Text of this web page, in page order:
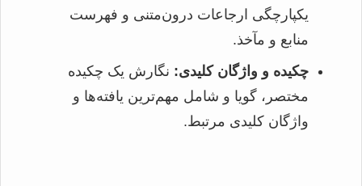
یکپارچگی ارجاعات درون‌متنی و فهرست
منابع و مآخذ.
چکیده و واژگان کلیدی: نگارش یک چکیده
مختصر، گویا و شامل مهم‌ترین یافته‌ها و
واژگان کلیدی مرتبط.